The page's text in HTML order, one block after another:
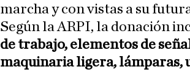
marcha y con vistas a su
Según la ARPI, la donación
de trabajo, elementos de
maquinaria ligera, lámparas,